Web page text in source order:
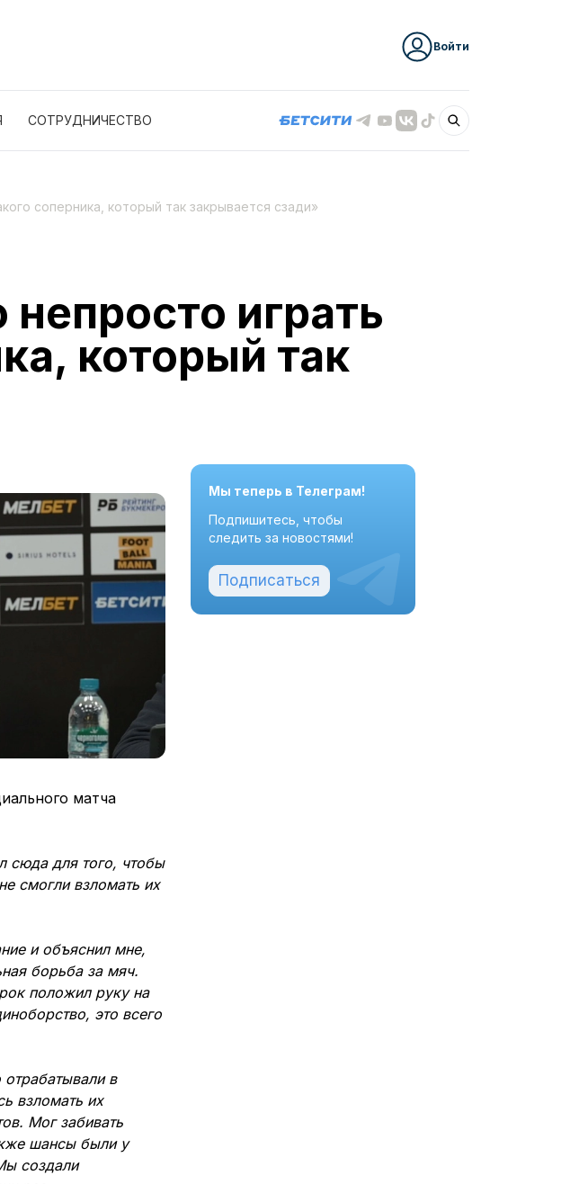
Войти
СОТРУДНИЧЕСТВО
соперника, который так закрывается сзади»
играть
который так
матча
сюда для того, чтобы
смогли взломать их
и объяснил мне,
борьба за мяч.
положил руку на
это всего
в
взломать их
Мог забивать
шансы были у
создали
Мы теперь в Телеграм!
Подпишитесь, чтобы
следить за новостями!
Подписаться